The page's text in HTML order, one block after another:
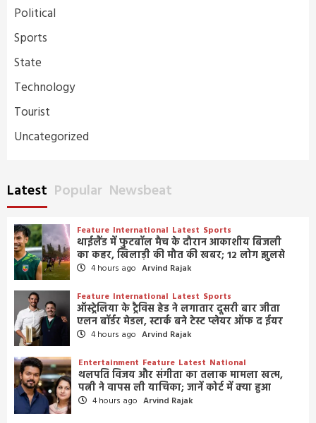
Political
Sports
State
Technology
Tourist
Uncategorized
Latest Popular Newsbeat
Feature International Latest Sports
थाईलैंड में फुटबॉल मैच के दौरान आकाशीय बिजली
का कहर, खिलाड़ी की मौत की खबर; 12 लोग झुलसे
4 hours ago Arvind Rajak
Feature International Latest Sports
ऑस्ट्रेलिया के ट्रैविस हेड ने लगातार दूसरी बार जीता
एलन बॉर्डर मेडल, स्टार्क बने टेस्ट प्लेयर ऑफ द ईयर
4 hours ago Arvind Rajak
Entertainment Feature Latest National
थलपति विजय और संगीता का तलाक मामला खत्म,
पत्नी ने वापस ली याचिका; जानें कोर्ट में क्या हुआ
4 hours ago Arvind Rajak